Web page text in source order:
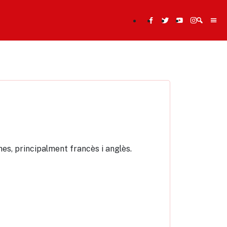
principalment francès i anglès.